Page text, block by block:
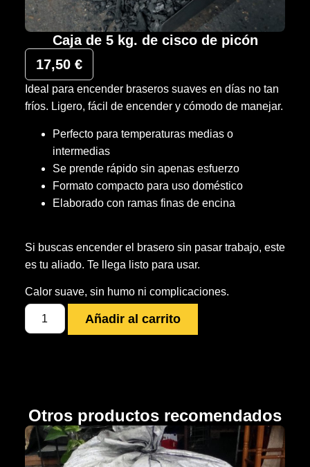
Caja de 5 kg. de cisco de picón
17,50 €
Ideal para encender braseros suaves en días no tan
fríos. Ligero, fácil de encender y cómodo de manejar.
Perfecto para temperaturas medias o
intermedias
Se prende rápido sin apenas esfuerzo
Formato compacto para uso doméstico
Elaborado con ramas finas de encina
Si buscas encender el brasero sin pasar trabajo, este
es tu aliado. Te llega listo para usar.
Calor suave, sin humo ni complicaciones.
Añadir al carrito
Otros productos recomendados